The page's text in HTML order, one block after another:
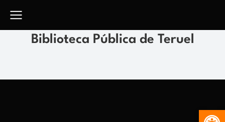
Biblioteca Pública de Teruel